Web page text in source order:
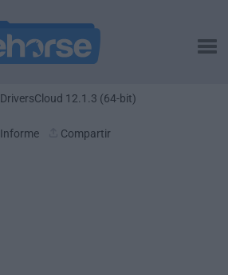
DriversCloud 12.1.3 (64-bit)
Informe
Compartir